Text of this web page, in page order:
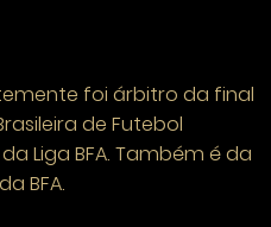
foi árbitro da final
de Futebol
Liga BFA. Também é da
BFA.